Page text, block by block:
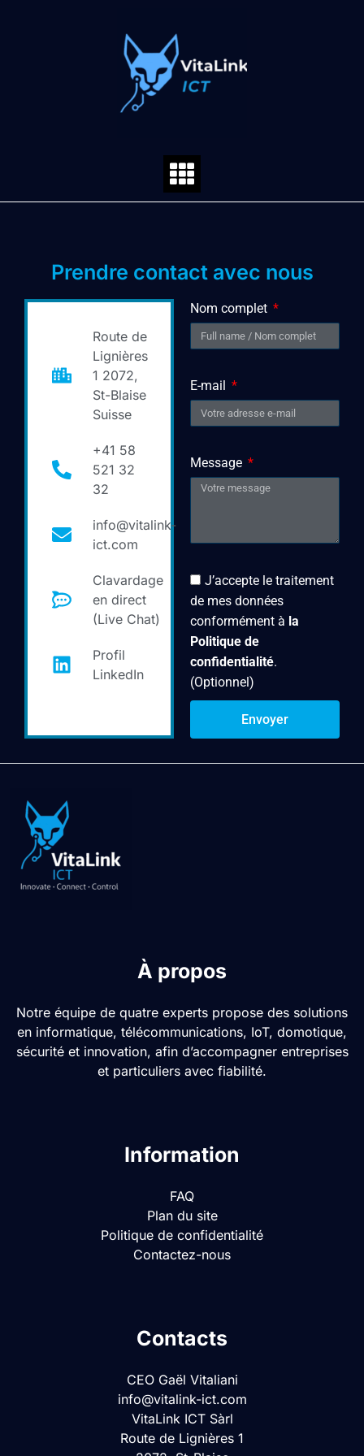
Prendre contact avec nous
Route de
Lignières
1 2072,
St-Blaise
Suisse
+41 58
521 32
32
info@vitalink-
ict.com
Clavardage
en direct
(Live Chat)
Profil
LinkedIn
Nom complet
E-mail
Message
J’accepte le traitement
de mes données
conformément à la
Politique de
confidentialité.
(Optionnel)
Envoyer
À propos
Notre équipe de quatre experts propose des solutions
en informatique, télécommunications, IoT, domotique,
sécurité et innovation, afin d’accompagner entreprises
et particuliers avec fiabilité.
Information
FAQ
Plan du site
Politique de confidentialité
Contactez-nous
Contacts
CEO Gaël Vitaliani
info@vitalink-ict.com
VitaLink ICT Sàrl
Route de Lignières 1